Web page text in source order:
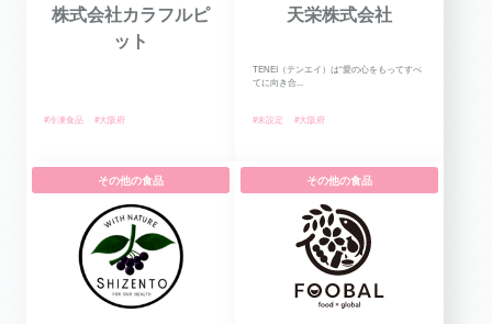
株式会社カラフルピ
ット
#冷凍食品 #大阪府
天栄株式会社
TENEI（テンエイ）は“愛の心をもってすべ
てに向き合...
#未設定 #大阪府
その他の食品 その他の食品